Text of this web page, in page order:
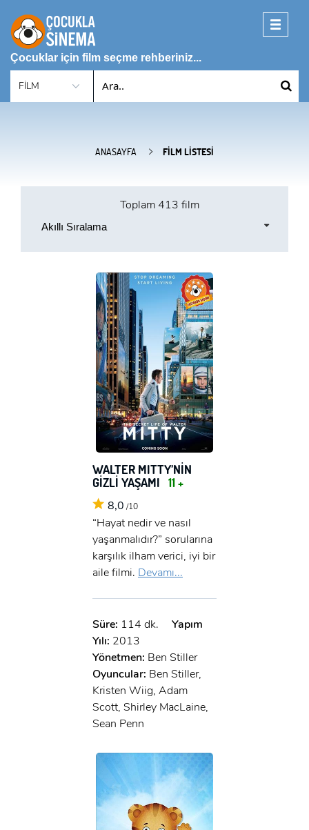
Toggle
Çocuklar için film seçme rehberiniz...
ANASAYFA FILM LISTESI
Toplam413 film
Akıllı Sıralama
WALTER MITTY’NİN
GİZLİ YAŞAMI 11 +
8,0 /10
“Hayat nedir ve nasıl
yaşanmalıdır?” sorularına
karşılık ilham verici, iyi bir
aile filmi. Devamı...
Süre: 114 dk.
Yapım
Yılı: 2013
Yönetmen: Ben Stiller
Oyuncular: Ben Stiller,
Kristen Wiig, Adam
Scott, Shirley MacLaine,
Sean Penn